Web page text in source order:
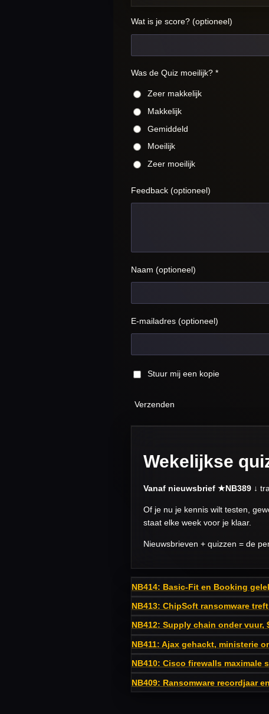
Wat is je score? (optioneel)
Was de Quiz moeilijk? *
Zeer makkelijk
Makkelijk
Gemiddeld
Moeilijk
Zeer moeilijk
Feedback (optioneel)
Naam (optioneel)
E-mailadres (optioneel)
Stuur mij een kopie
Verzenden
Wekelijkse
Vanaf nieuwsbrief ★NB389 ↓
Of je nu je kennis wilt testen,
staat elke week voor je klaar.
Nieuwsbrieven + quizzen = de
NB414: Basic-Fit en Booking
NB413: ChipSoft ransomware
NB412: Supply chain onder vuur,
NB411: Ajax gehackt, ministerie
NB410: Cisco firewalls maximale
NB409: Ransomware recordjaar